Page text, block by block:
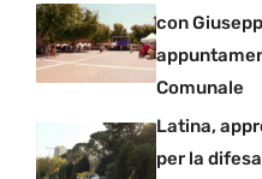
con
Comunale
Latina,
per la